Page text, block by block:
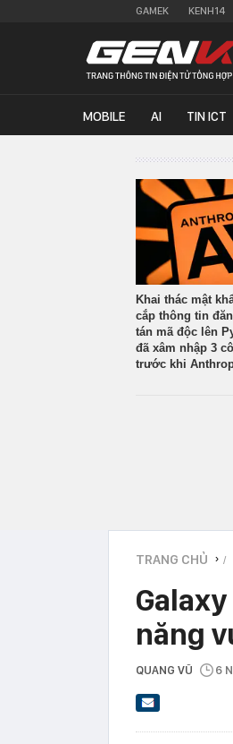
GAMEK KENH14
MOBILE AI TIN ICT
Khai thác mật
cắp thông tin
tán mã độc lên
đã xâm nhập 3
trước khi
TRANG CHỦ ›
năng
QUANG VŨ 6